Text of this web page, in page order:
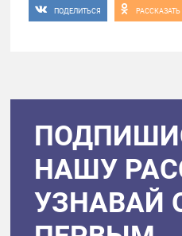
ПОДЕЛИТЬСЯ РАССКАЗАТЬ
НАШУ
УЗНАВАЙ